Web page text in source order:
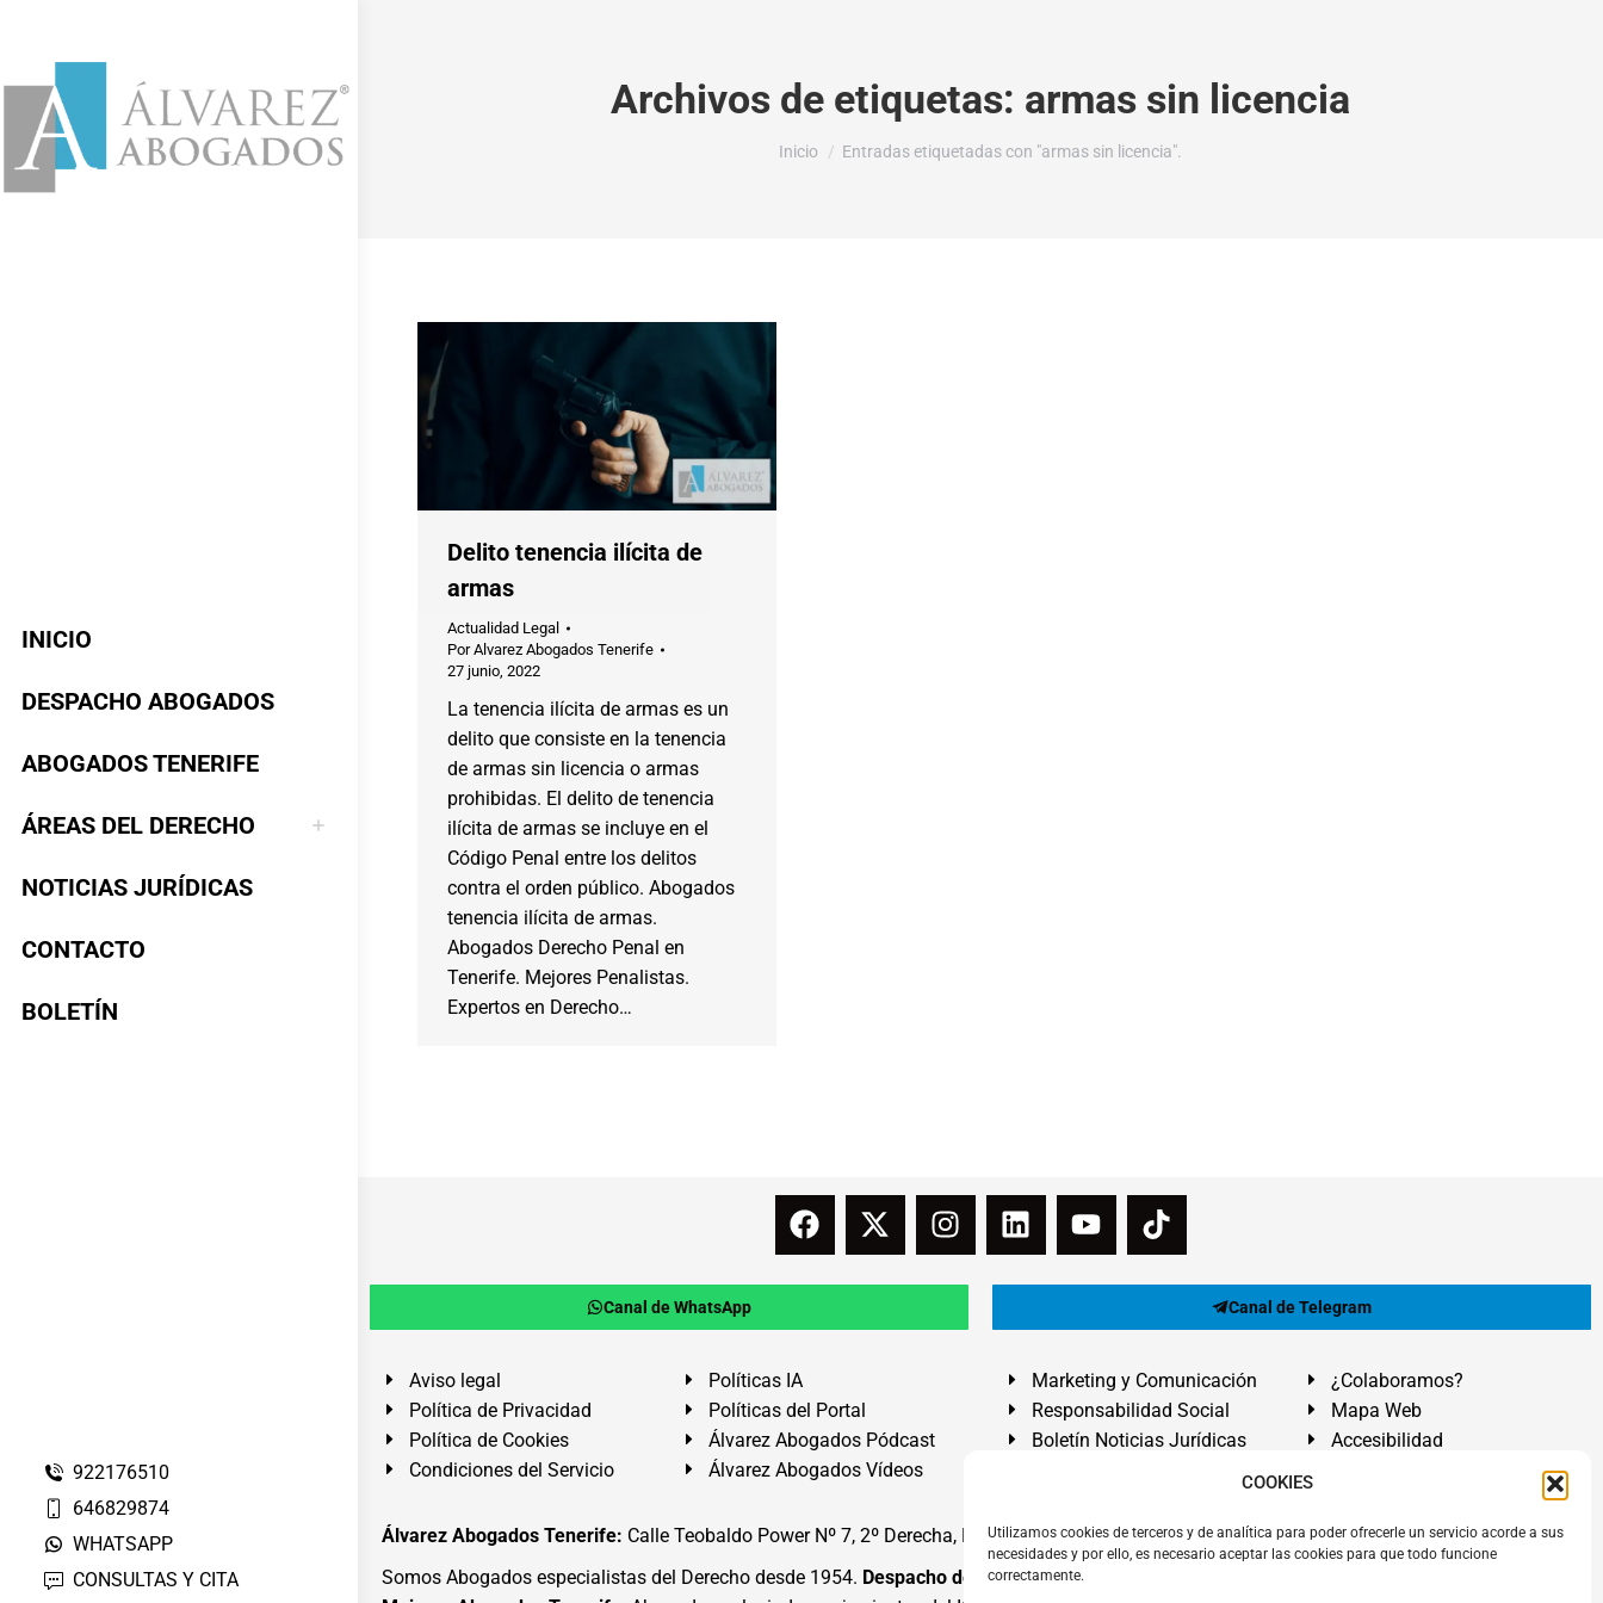
COOKIES
Utilizamos cookies de terceros y de analítica para poder ofrecerle un servicio acorde a sus
necesidades y por ello, es necesario aceptar las cookies para que todo funcione
correctamente.
INICIO
DESPACHO ABOGADOS
ABOGADOS TENERIFE
ÁREAS DEL DERECHO
NOTICIAS JURÍDICAS
CONTACTO
BOLETÍN
922176510
646829874
WHATSAPP
CONSULTAS Y CITA
Archivos de etiquetas: armas sin licencia
Estás aquí:
Inicio Entradas etiquetadas con "armas sin licencia".
Delito tenencia ilícita de
armas
Actualidad Legal
PorAlvarez Abogados Tenerife
27 junio, 2022
La tenencia ilícita de armas es un
delito que consiste en la tenencia
de armas sin licencia o armas
prohibidas. El delito de tenencia
ilícita de armas se incluye en el
Código Penal entre los delitos
contra el orden público. Abogados
tenencia ilícita de armas.
Abogados Derecho Penal en
Tenerife. Mejores Penalistas.
Expertos en Derecho…
Canal de WhatsApp Canal de Telegram
Aviso legal
Política de Privacidad
Política de Cookies
Condiciones del Servicio
Políticas IA
Políticas del Portal
Álvarez Abogados Pódcast
Álvarez Abogados Vídeos
Marketing y Comunicación
Responsabilidad Social
Boletín Noticias Jurídicas
¿Colaboramos?
Mapa Web
Accesibilidad
Álvarez Abogados Tenerife: Calle Teobaldo Power Nº 7, 2º Derecha, El Médano, Granadilla de Abona, Santa Cruz de Tenerife. Islas Canarias.
Somos Abogados especialistas del Derecho desde 1954. Despacho de Abogados El Médano